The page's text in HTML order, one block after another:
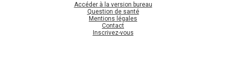
Accéder à la version bureau
Question de santé
Mentions légales
Contact
Inscrivez-vous